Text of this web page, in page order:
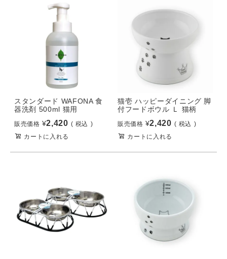
スタンダード WAFONA 食
器洗剤 500ml 猫用
販売価格 ¥2,420
税込
カートに入れる
猫壱 ハッピーダイニング 脚
付フードボウル Ｌ 猫柄
販売価格 ¥2,420
税込
カートに入れる